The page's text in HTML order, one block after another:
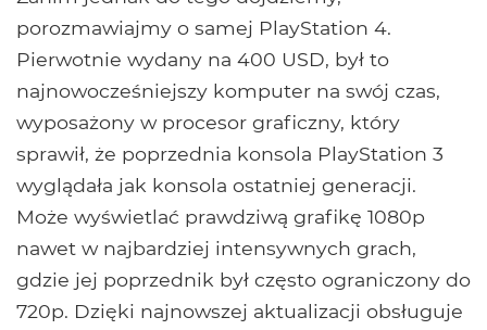
porozmawiajmy o samej PlayStation 4.
Pierwotnie wydany na 400 USD, był to
najnowocześniejszy komputer na swój czas,
wyposażony w procesor graficzny, który
sprawił, że poprzednia konsola PlayStation 3
wyglądała jak konsola ostatniej generacji.
Może wyświetlać prawdziwą grafikę 1080p
nawet w najbardziej intensywnych grach,
gdzie jej poprzednik był często ograniczony do
720p. Dzięki najnowszej aktualizacji obsługuje